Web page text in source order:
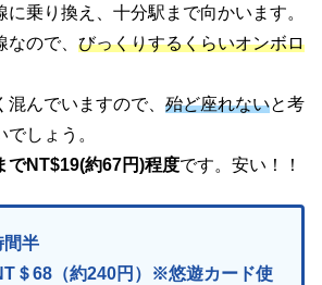
乗り換え、十分駅まで向かいます。
ので、 びっくりするくらいオンボロ
んでいますので、 殆ど座れないと考
しょう。
でNT$19(約67円)程度です。安い！！
間半
＄68（約240円）※悠遊カード使